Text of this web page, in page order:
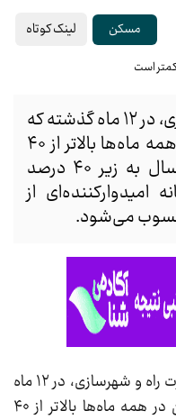
مسکن لینک کوتاه
طبق اعلام وزارت راه و شهرسازی،‌ در ۱۲ ماه گذشته که
تورم سالانه اجاره مسکن در همه ماه‌ها بالاتر از ۴۰
درصد بود، در اردیبهشت امسال به زیر ۴۰ درصد
از
محسوب می‌شود.
، طبق اعلام وزارت راه و شهرسازی،‌ در ۱۲ ماه
گذشته که تورم سالانه اجاره مسکن در همه ماه‌ها بالاتر از ۴۰